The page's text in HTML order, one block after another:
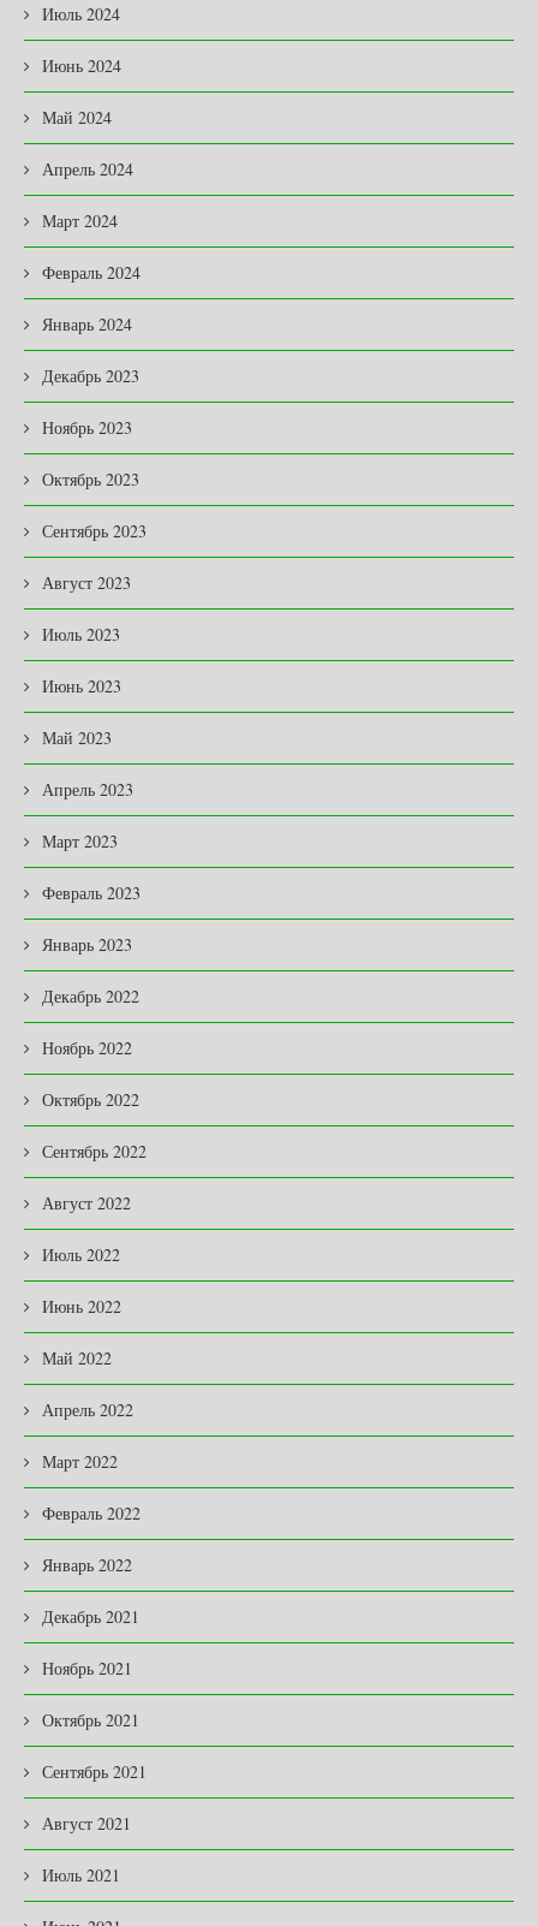
Июль 2024
Июнь 2024
Май 2024
Апрель 2024
Март 2024
Февраль 2024
Январь 2024
Декабрь 2023
Ноябрь 2023
Октябрь 2023
Сентябрь 2023
Август 2023
Июль 2023
Июнь 2023
Май 2023
Апрель 2023
Март 2023
Февраль 2023
Январь 2023
Декабрь 2022
Ноябрь 2022
Октябрь 2022
Сентябрь 2022
Август 2022
Июль 2022
Июнь 2022
Май 2022
Апрель 2022
Март 2022
Февраль 2022
Январь 2022
Декабрь 2021
Ноябрь 2021
Октябрь 2021
Сентябрь 2021
Август 2021
Июль 2021